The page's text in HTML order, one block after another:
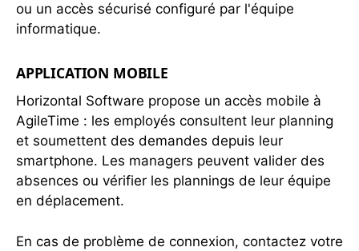
ou un accès sécurisé configuré par l'équipe
informatique.
APPLICATION MOBILE
Horizontal Software propose un accès mobile à
AgileTime : les employés consultent leur planning
et soumettent des demandes depuis leur
smartphone. Les managers peuvent valider des
absences ou vérifier les plannings de leur équipe
en déplacement.
En cas de problème de connexion, contactez votre